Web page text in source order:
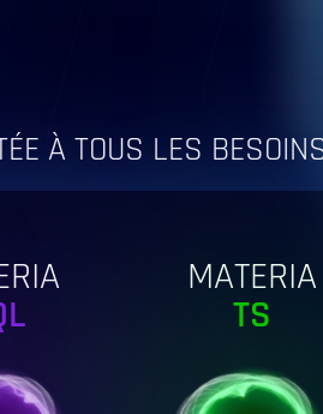
À TOUS LES
MATERIA
TS